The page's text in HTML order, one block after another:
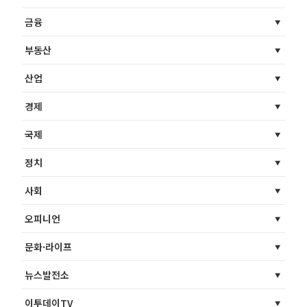
금융
부동산
산업
경제
국제
정치
사회
오피니언
문화·라이프
뉴스발전소
이투데이TV